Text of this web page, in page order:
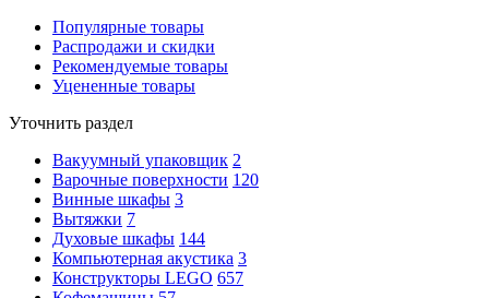
Популярные товары
Распродажи и скидки
Рекомендуемые товары
Уцененные товары
Уточнить раздел
Вакуумный упаковщик 2
Варочные поверхности 120
Винные шкафы 3
Вытяжки 7
Духовые шкафы 144
Компьютерная акустика 3
Конструкторы LEGO 657